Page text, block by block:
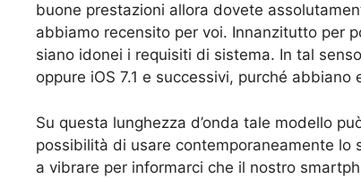
buone prestazioni allora dovete
abbiamo recensito per voi. Innanzitutto per
siano idonei i requisiti di sistema. In tal
oppure iOS 7.1 e successivi, purché
Su questa lunghezza d’onda tale modello
possibilità di usare contemporaneamente lo
a vibrare per informarci che il nostro